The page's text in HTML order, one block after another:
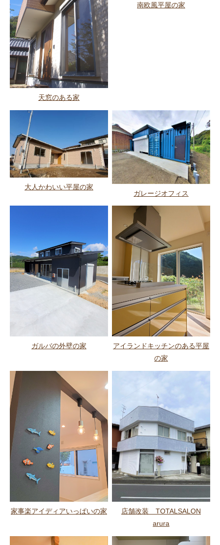
天窓のある家
南欧風平屋の家
大人かわいい平屋の家
ガレージオフィス
ガルバの外壁の家
アイランドキッチンのある平屋
の家
家事楽アイディアいっぱいの家
店舗改装 TOTALSALON
arura